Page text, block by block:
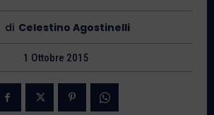
di Celestino Agostinelli
1 Ottobre 2015